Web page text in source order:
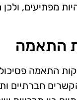
מפתיעים,
התאמה
התאמה
חברתיים